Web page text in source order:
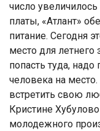
число
платы, «Атлант»
питание. Сегодня
место для летнего
попасть туда,
человека на
встретить свою
Кристине
молодежного